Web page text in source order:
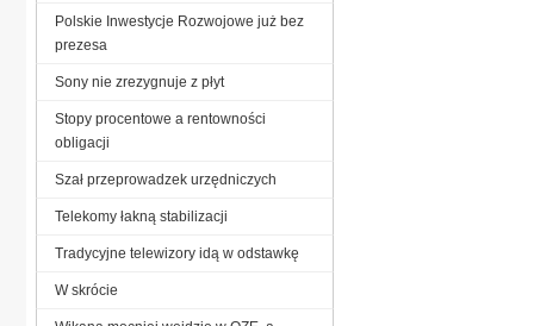
Polskie Inwestycje Rozwojowe już bez
prezesa
Sony nie zrezygnuje z płyt
Stopy procentowe a rentowności
obligacji
Szał przeprowadzek urzędniczych
Telekomy łakną stabilizacji
Tradycyjne telewizory idą w odstawkę
W skrócie